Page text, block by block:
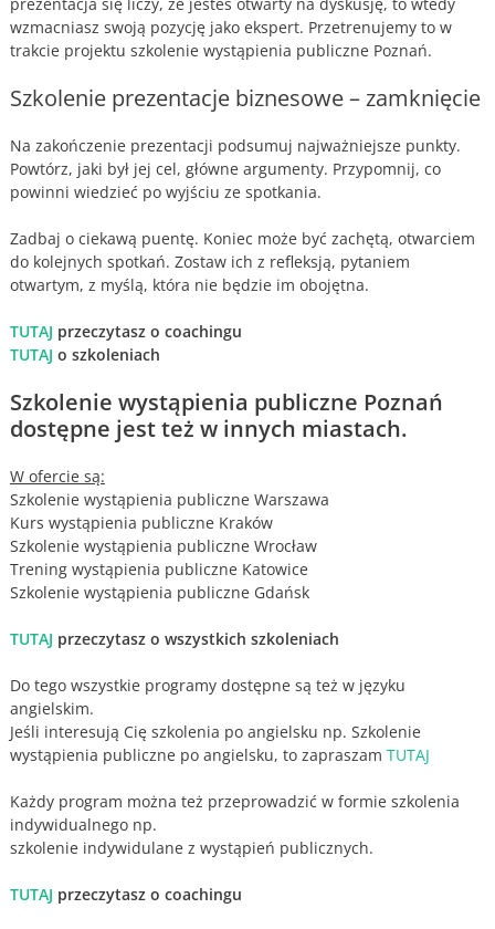
wzmacniasz swoją pozycję jako ekspert. Przetrenujemy to w
trakcie projektu szkolenie wystąpienia publiczne Poznań.
Szkolenie prezentacje biznesowe – zamknięcie
Na zakończenie prezentacji podsumuj najważniejsze punkty.
Powtórz, jaki był jej cel, główne argumenty. Przypomnij, co
powinni wiedzieć po wyjściu ze spotkania.
Zadbaj o ciekawą puentę. Koniec może być zachętą, otwarciem
do kolejnych spotkań. Zostaw ich z refleksją, pytaniem
otwartym, z myślą, która nie będzie im obojętna.
TUTAJ przeczytasz o coachingu
TUTAJ o szkoleniach
Szkolenie wystąpienia publiczne Poznań
dostępne jest też w innych miastach.
W ofercie są:
Szkolenie wystąpienia publiczne Warszawa
Kurs wystąpienia publiczne Kraków
Szkolenie wystąpienia publiczne Wrocław
Trening wystąpienia publiczne Katowice
Szkolenie wystąpienia publiczne Gdańsk
TUTAJ przeczytasz o wszystkich szkoleniach
Do tego wszystkie programy dostępne są też w języku
angielskim.
Jeśli interesują Cię szkolenia po angielsku np. Szkolenie
wystąpienia publiczne po angielsku, to zapraszam TUTAJ
Każdy program można też przeprowadzić w formie szkolenia
indywidualnego np.
szkolenie indywidulane z wystąpień publicznych.
TUTAJ przeczytasz o coachingu